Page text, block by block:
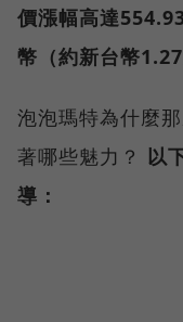
價漲幅高達
幣（約新台幣1.27
泡泡瑪特為什麼
著哪些魅力？ 以
導：